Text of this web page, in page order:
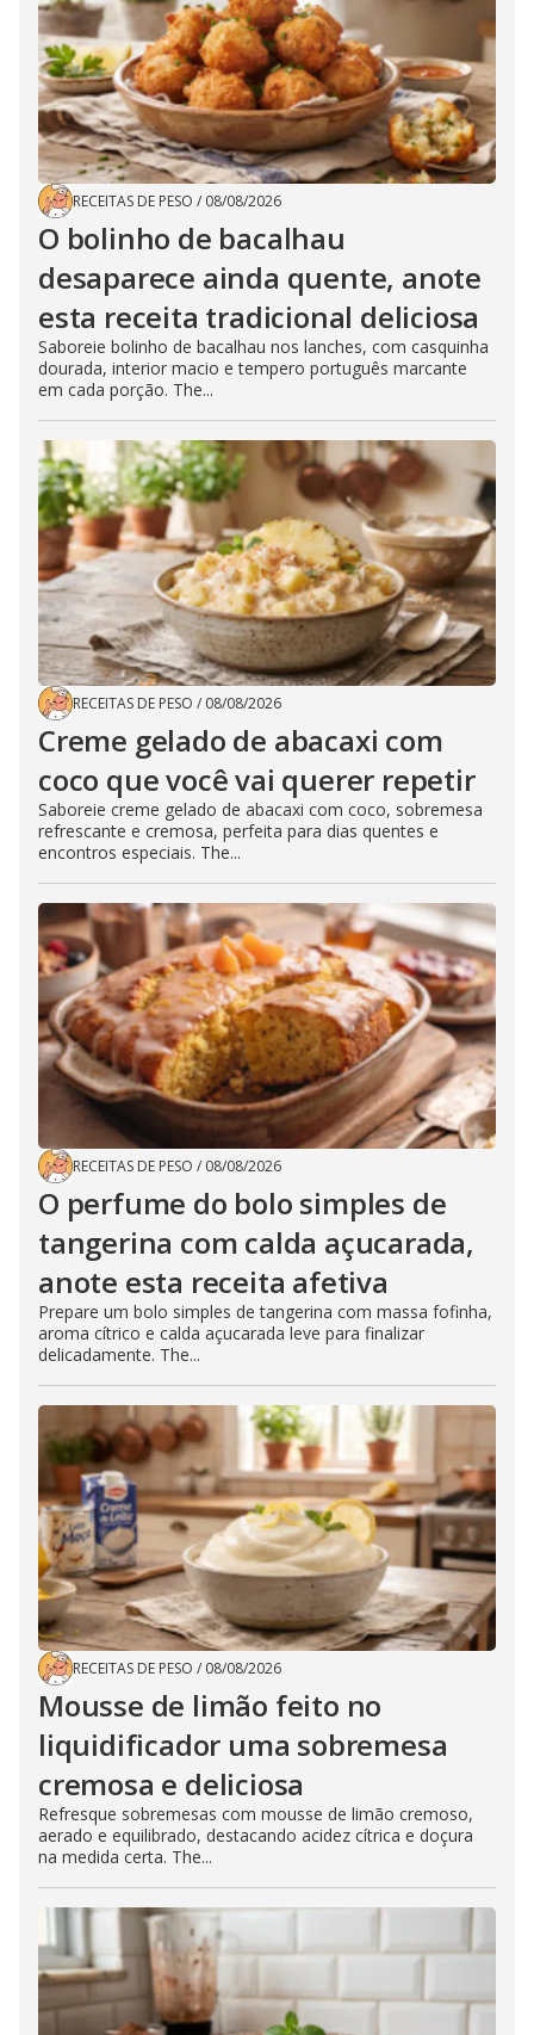
RECEITAS DE PESO / 08/08/2026
O bolinho de bacalhau
desaparece ainda quente, anote
esta receita tradicional deliciosa
Saboreie bolinho de bacalhau nos lanches, com casquinha
dourada, interior macio e tempero português marcante
em cada porção. The...
RECEITAS DE PESO / 08/08/2026
Creme gelado de abacaxi com
coco que você vai querer repetir
Saboreie creme gelado de abacaxi com coco, sobremesa
refrescante e cremosa, perfeita para dias quentes e
encontros especiais. The...
RECEITAS DE PESO / 08/08/2026
O perfume do bolo simples de
tangerina com calda açucarada,
anote esta receita afetiva
Prepare um bolo simples de tangerina com massa fofinha,
aroma cítrico e calda açucarada leve para finalizar
delicadamente. The...
RECEITAS DE PESO / 08/08/2026
Mousse de limão feito no
liquidificador uma sobremesa
cremosa e deliciosa
Refresque sobremesas com mousse de limão cremoso,
aerado e equilibrado, destacando acidez cítrica e doçura
na medida certa. The...